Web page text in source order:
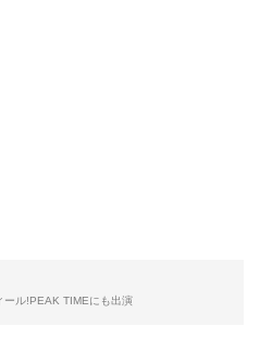
ール!PEAK TIMEにも出演